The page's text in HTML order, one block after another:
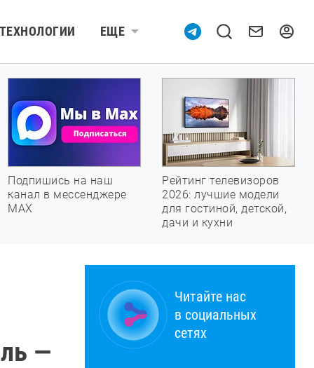
ТЕХНОЛОГИИ ЕЩЕ
Подпишись на наш
канал в мессенджере
МАХ
Рейтинг телевизоров
2026: лучшие модели
для гостиной, детской,
дачи и кухни
—
Читайте нас
в социальных
сетях